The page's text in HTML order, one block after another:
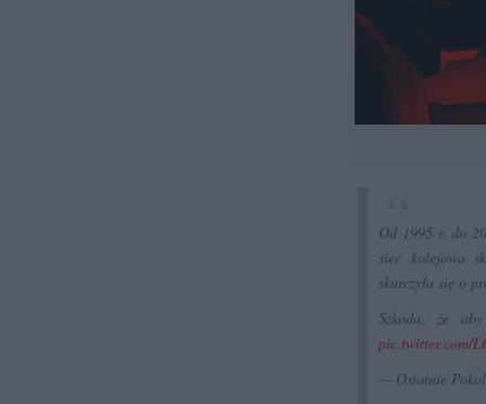
Od 1995 r. do
sieć kolejowa
skurczyła się o
Szkoda, że
pic.twitter.com/
— Ostatnie